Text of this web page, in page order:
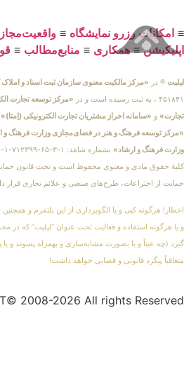
≡ امکانات رزرو نمایشگاه ≡
اپلیکیشن≡همکاری ≡ منابع‌مطالب ≡
لیلیت ® در «مرکز مالکیت معنوی سازمان ثبت اسناد و
۴۵۱۸۴۱ ، به ثبت رسیده است و در
«مرکز توسعه تجارت
تجارت» و «سامانه احراز مشتریان تجارت الکترونیکی (اِمتا)»
«مرکز توسعه فرهنگ و هنر در فضای‌مجازی وزارت فرهنگ و
وزارت فرهنگ و ارشاد»
کلیهٔ حقوق مادی و معنوی محفوظ است و تحت قانون
حمایت از اختراعات، طرح‌های صنعتی و علائم تجاری قرار
اخطار! هرگونه کپی و یا الگوبرداری از این پلتفرم و
و یا هرگونه استفاده و فعالیت تحت عنوان “لیلیت” که در
گیرد (چه عیناً و یا بصورت مشابه‌سازی و بهمراه پسوند و
متعاقباً پیگرد قانونی و قضایی خواهد داشت!
2008-2026 All rights Reserved